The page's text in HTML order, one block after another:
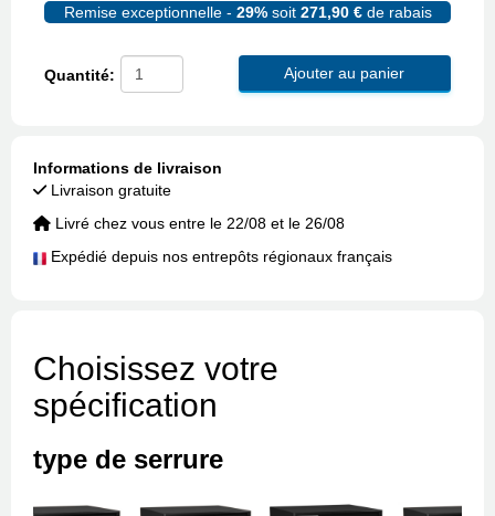
Remise exceptionnelle - 29%soit 271,90 €de rabais
Quantité: Ajouter au panier
Choisissez votre
spécification
type de serrure
Informations de livraison
Livraison gratuite
Livré chez vous entre le 22/08 et le 26/08
Expédié depuis nos entrepôts régionaux français